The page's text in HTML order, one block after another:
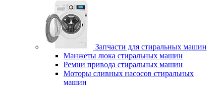
Запчасти для стиральных машин
Манжеты люка стиральных машин
Ремни привода стиральных машин
Моторы сливных насосов стиральных
машин